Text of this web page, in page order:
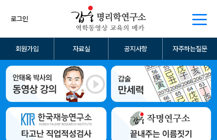
로그인
회원가입 자료실 공지사항 자주하는질문